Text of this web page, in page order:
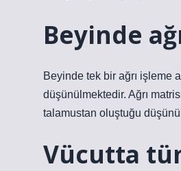
Beyinde
Beyinde tek bir ağrı işleme
düşünülmektedir. Ağrı
talamustan oluştuğu
Vücutta